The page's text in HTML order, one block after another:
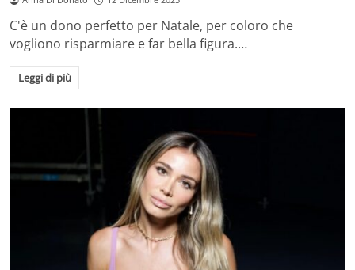
C'è un dono perfetto per Natale, per coloro che
vogliono risparmiare e far bella figura.…
Leggi di più